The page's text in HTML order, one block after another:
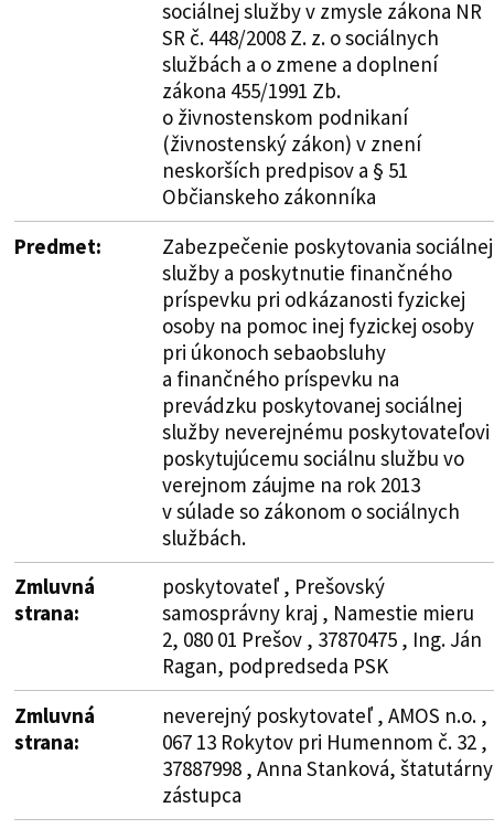
sociálnej služby v zmysle zákona NR
SR č. 448/2008 Z. z. o sociálnych
službách a o zmene a doplnení
zákona 455/1991 Zb.
o živnostenskom podnikaní
(živnostenský zákon) v znení
neskorších predpisov a § 51
Občianskeho zákonníka
Predmet:
Zabezpečenie poskytovania sociálnej
služby a poskytnutie finančného
príspevku pri odkázanosti fyzickej
osoby na pomoc inej fyzickej osoby
pri úkonoch sebaobsluhy
a finančného príspevku na
prevádzku poskytovanej sociálnej
služby neverejnému poskytovateľovi
poskytujúcemu sociálnu službu vo
verejnom záujme na rok 2013
v súlade so zákonom o sociálnych
službách.
Zmluvná
strana:
poskytovateľ , Prešovský
samosprávny kraj , Namestie mieru
2, 080 01 Prešov , 37870475 , Ing. Ján
Ragan, podpredseda PSK
Zmluvná
strana:
neverejný poskytovateľ , AMOS n.o. ,
067 13 Rokytov pri Humennom č. 32 ,
37887998 , Anna Stanková, štatutárny
zástupca